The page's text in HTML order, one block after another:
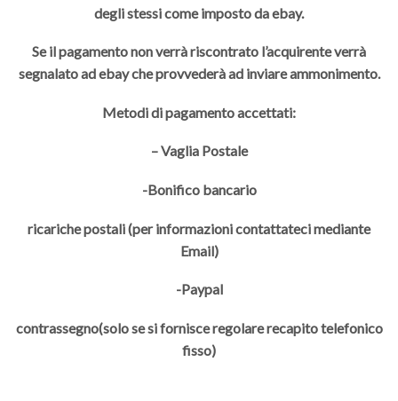
degli stessi come imposto da ebay.
Se il pagamento non verrà riscontrato l’acquirente verrà
segnalato ad ebay che provvederà ad inviare ammonimento.
Metodi di pagamento accettati:
– Vaglia Postale
-Bonifico bancario
ricariche postali (per informazioni contattateci mediante
Email)
-Paypal
contrassegno(solo se si fornisce regolare recapito telefonico
fisso)